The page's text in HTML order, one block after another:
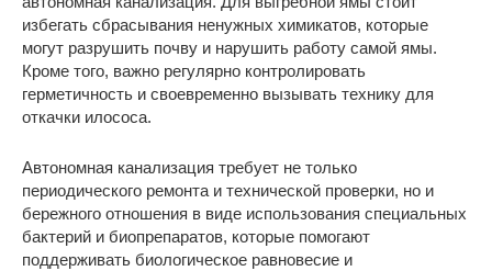
избегать сбрасывания ненужных химикатов, которые
могут разрушить почву и нарушить работу самой ямы.
Кроме того, важно регулярно контролировать
герметичность и своевременно вызывать технику для
откачки илососа.
Автономная канализация требует не только
периодического ремонта и технической проверки, но и
бережного отношения в виде использования специальных
бактерий и биопрепаратов, которые помогают
поддерживать биологическое равновесие и